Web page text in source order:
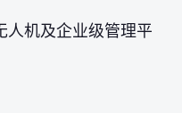
人机及企业级管理平